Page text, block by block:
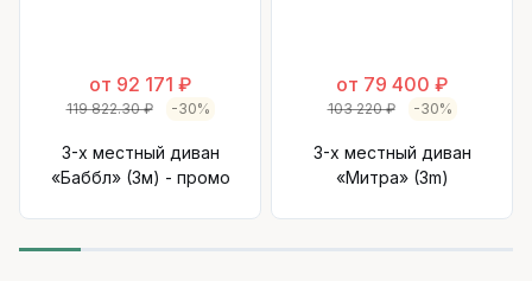
от 92 171 ₽
119 822.30 ₽ -30%
3-х местный диван
«Баббл» (3м) - промо
от 79 400 ₽
103 220 ₽ -30%
3-х местный диван
«Митра» (3m)